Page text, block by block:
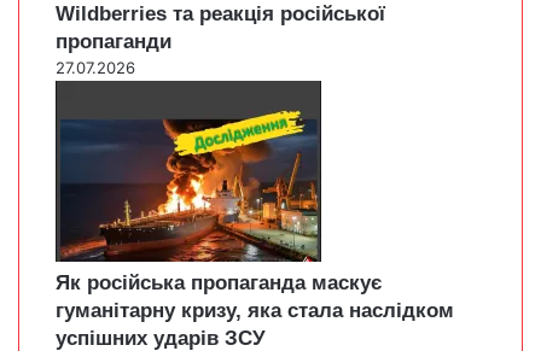
Wildberries та реакція російської
пропаганди
27.07.2026
Як російська пропаганда маскує
гуманітарну кризу, яка стала наслідком
успішних ударів ЗСУ